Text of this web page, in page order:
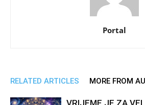
Portal
RELATED ARTICLES MORE FROM
VRIJEME JE ZA